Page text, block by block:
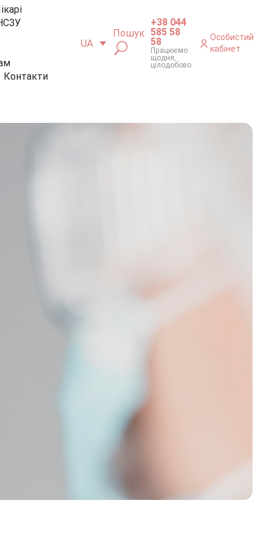
Контакти
UA
Пошук
+38 044
585 58
58
Працюємо
щодня,
цілодобово
Особистий
кабінет